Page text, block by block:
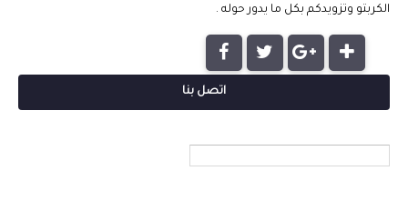
الكربتو وتزويدكم بكل ما يدور حوله .
اتصل بنا